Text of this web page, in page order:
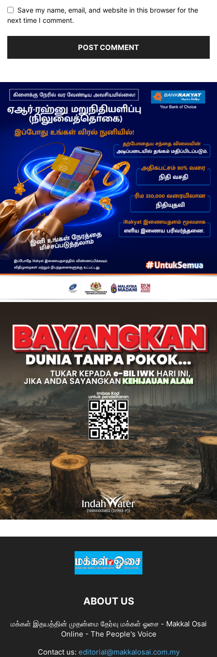
Save my name, email, and website in this browser for the
next time I comment.
ABOUT US
மக்கள் இதயத்தின் முதன்மை தேர்வு மக்கள் ஓசை - Makkal Osai
Online - The People's Voice
Contact us: editorial@makkalosai.com.my